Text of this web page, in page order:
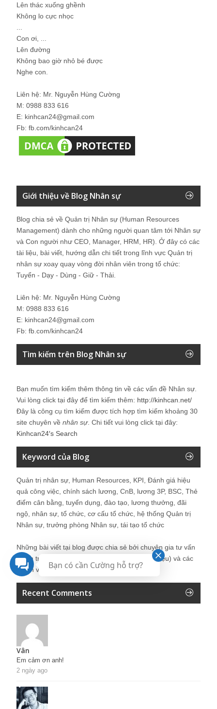
Lên thác xuống ghềnh
Không lo cực nhọc
Con ơi, ...
Lên đường
Không bao giờ nhỏ bé được
Nghe con.
Liên hệ: Mr. Nguyễn Hùng Cường
M: 0988 833 616
E: kinhcan24@gmail.com
Fb: fb.com/kinhcan24
Giới thiệu về Blog Nhân sự
Blog chia sẻ về Quản trị Nhân sự (Human Resources
Management) dành cho những người quan tâm tới Nhân sự
và Con người như CEO, Manager, HRM, HR). Ở đây có các
tài liệu, bài viết, hướng dẫn chi tiết trong lĩnh vực Quản trị
nhân sự xoay quay vòng đời nhân viên trong tổ chức:
Tuyển - Dạy - Dùng - Giữ - Thải.
Liên hệ: Mr. Nguyễn Hùng Cường
M: 0988 833 616
E: kinhcan24@gmail.com
Fb: fb.com/kinhcan24
Tìm kiếm trên Blog Nhân sự
Bạn muốn tìm kiếm thêm thông tin về các vấn đề Nhân sự
Vui lòng click tại đây để tìm kiếm thêm: http://kinhcan.net/
Đây là công cụ tìm kiếm được tích hợp tìm kiếm khoảng 30
site chuyên về nhân sự. Chi tiết vui lòng click tại đây:
Kinhcan24′s Search
Keyword của Blog
Quản trị nhân sự, Human Resources, KPI, Đánh giá hiệu
quả công việc, chính sách lương, CnB, lương 3P, BSC, Thẻ
điểm cân bằng, tuyển dụng, đào tạo, lương thưởng, đãi
ngộ, nhân sự, tổ chức, cơ cấu tổ chức, hệ thống Quản trị
Nhân sự, trưởng phòng Nhân sự, tái tạo tổ chức
Những bài viết tại blog được chia sẻ bởi chuyên gia tư vấn
Quản trị Nhân sự Nguyễn Hùng Cường (
giới thiệu) và các
thành viên khác trong cộng đồng Nhân sự.
Recent Comments
Vân
Em cảm ơn anh!
2 ngày ago
Bạn có cần Cường hỗ trợ?